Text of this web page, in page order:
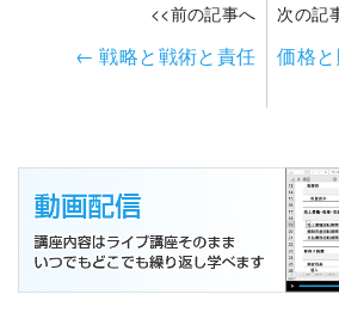
<<前の記事へ
← 戦略と戦術と責任
次の記
価格